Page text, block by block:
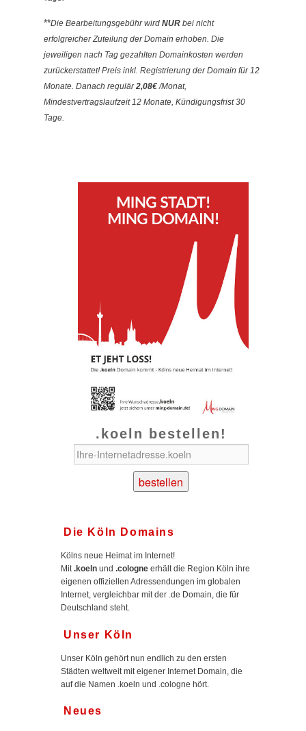
**Die Bearbeitungsgebühr wird NUR bei nicht
erfolgreicher Zuteilung der Domain erhoben. Die
jeweiligen nach Tag gezahlten Domainkosten werden
zurückerstattet! Preis inkl. Registrierung der Domain für 12
Monate. Danach regulär2,08€/Monat,
Mindestvertragslaufzeit 12 Monate, Kündigungsfrist 30
Tage.
.koeln bestellen!
Die Köln Domains
Kölns neue Heimat im Internet!
Mit.koeln und .cologne erhält die Region Köln ihre
eigenen offiziellen Adressendungen im globalen
Internet, vergleichbar mit der .de Domain, die für
Deutschland steht.
Unser Köln
Unser Köln gehört nun endlich zu den ersten
Städten weltweit mit eigener Internet Domain, die
auf die Namen .koeln und .cologne hört.
Neues